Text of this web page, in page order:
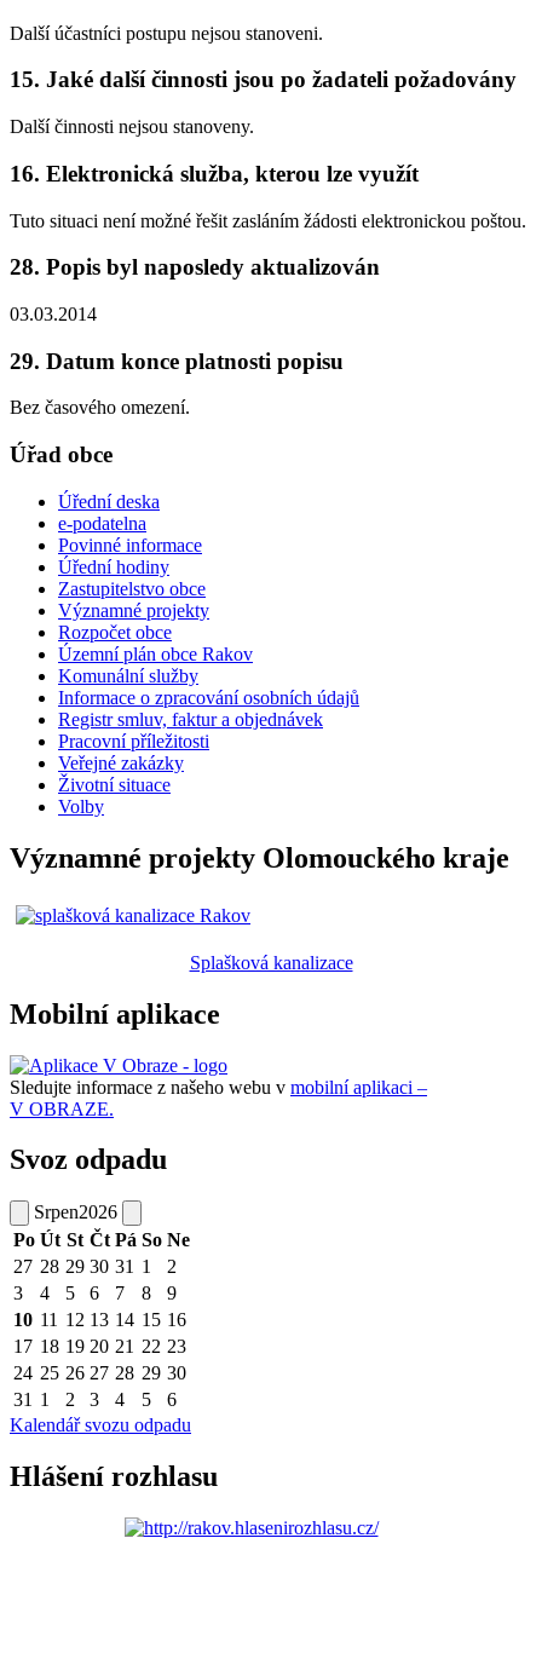
Další účastníci postupu nejsou stanoveni.
15. Jaké další činnosti jsou po žadateli požadovány
Další činnosti nejsou stanoveny.
16. Elektronická služba, kterou lze využít
Tuto situaci není možné řešit zasláním žádosti elektronickou poštou.
28. Popis byl naposledy aktualizován
03.03.2014
29. Datum konce platnosti popisu
Bez časového omezení.
Úřad obce
Úřední deska
e-podatelna
Povinné informace
Úřední hodiny
Zastupitelstvo obce
Významné projekty
Rozpočet obce
Územní plán obce Rakov
Komunální služby
Informace o zpracování osobních údajů
Registr smluv, faktur a objednávek
Pracovní příležitosti
Veřejné zakázky
Životní situace
Volby
Významné projekty Olomouckého kraje
Splašková kanalizace
Mobilní aplikace
Sledujte informace z našeho webu v mobilní aplikaci –
V OBRAZE.
Svoz odpadu
Srpen2026
Po Út St Čt Pá So Ne
27 28 29 30 31 1
2
3
4 5 6 7 8
9
10 11 12 13 14 15 16
17 18 19 20 21 22 23
24 25 26 27 28 29 30
31 1 2 3 4 5
6
Kalendář svozu odpadu
Hlášení rozhlasu